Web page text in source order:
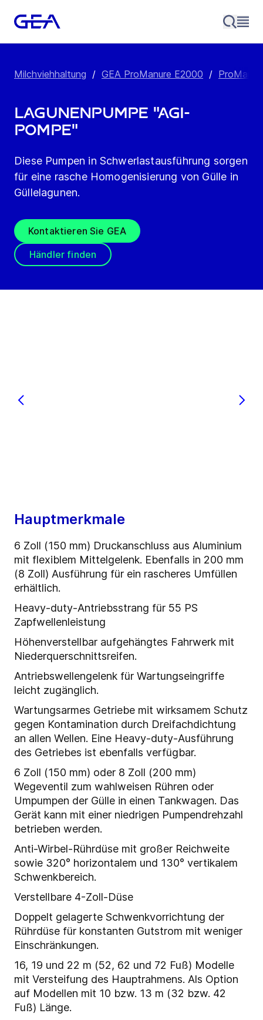
Milchviehhaltung / GEA ProManure E2000 /
Lagunenpumpe "Agi-
Pompe"
Diese Pumpen in Schwerlastausführung sorgen
für eine rasche Homogenisierung von Gülle in
Güllelagunen.
Kontaktieren Sie GEA
Händler finden
Hauptmerkmale
6 Zoll (150 mm) Druckanschluss aus Aluminium
mit flexiblem Mittelgelenk. Ebenfalls in 200 mm
(8 Zoll) Ausführung für ein rascheres Umfüllen
erhältlich.
Heavy-duty-Antriebsstrang für 55 PS
Zapfwellenleistung
Höhenverstellbar aufgehängtes Fahrwerk mit
Niederquerschnittsreifen.
Antriebswellengelenk für Wartungseingriffe
leicht zugänglich.
Wartungsarmes Getriebe mit wirksamem Schutz
gegen Kontamination durch Dreifachdichtung
an allen Wellen. Eine Heavy-duty-Ausführung
des Getriebes ist ebenfalls verfügbar.
6 Zoll (150 mm) oder 8 Zoll (200 mm)
Wegeventil zum wahlweisen Rühren oder
Umpumpen der Gülle in einen Tankwagen. Das
Gerät kann mit einer niedrigen Pumpendrehzahl
betrieben werden.
Anti-Wirbel-Rührdüse mit großer Reichweite
sowie 320° horizontalem und 130° vertikalem
Schwenkbereich.
Verstellbare 4-Zoll-Düse
Doppelt gelagerte Schwenkvorrichtung der
Rührdüse für konstanten Gutstrom mit weniger
Einschränkungen.
16, 19 und 22 m (52, 62 und 72 Fuß) Modelle
mit Versteifung des Hauptrahmens. Als Option
auf Modellen mit 10 bzw. 13 m (32 bzw. 42
Fuß) Länge.